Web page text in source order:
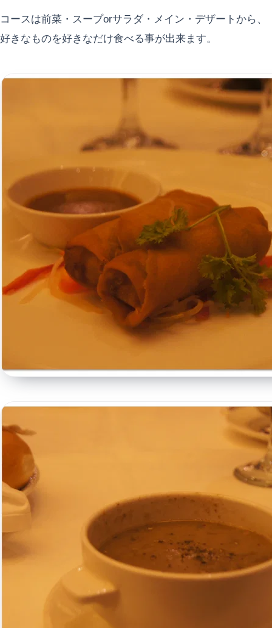
コースは前菜・スープorサラダ・メイン・デザートから、
好きなものを好きなだけ食べる事が出来ます。